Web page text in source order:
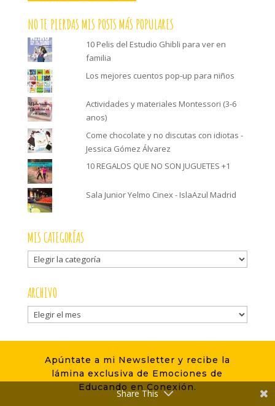
Apúntate a mi Newsletter y recibe la
lámina exclusiva de Emociones de
Educando en Conexión.
NO TE PIERDAS MIS POSTS MÁS POPULARES
10 Pelis del Estudio Ghibli para ver en
familia
Los mejores cuentos pop-up para niños
Actividades y materiales Montessori (3-6
anos)
Come chocolate y no discutas con idiotas -
Jessica Gómez Álvarez
10 REGALOS QUE NO SON JUGUETES +1
Sala Junior Yelmo Cinex - IslaAzul Madrid
MIS CATEGORÍAS
Mis
categorías
ARCHIVO
Archivo
[instagram-feed num=6 cols=2]
Share This